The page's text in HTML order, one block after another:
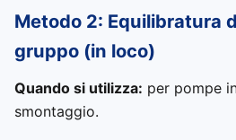
Metodo 2: Equilibratura
gruppo (in loco)
Quando si utilizza: per pompe
smontaggio.